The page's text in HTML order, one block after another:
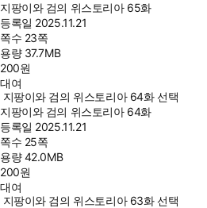
지팡이와 검의 위스토리아 65화
등록일 2025.11.21
쪽수 23쪽
용량 37.7MB
200원
대여
지팡이와 검의 위스토리아 64화 선택
지팡이와 검의 위스토리아 64화
등록일 2025.11.21
쪽수 25쪽
용량42.0MB
200원
대여
지팡이와 검의 위스토리아 63화 선택